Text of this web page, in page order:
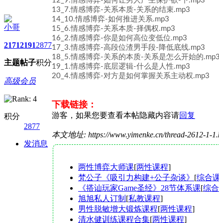
小哥
2171
主题
2191
帖子
2877
积分
高级会员
积分
2877
发消息
13_7.情感博弈-关系本质-关系的结束.mp3
14_10.情感博弈-如何推进关系.mp3
15_6.情感博弈-关系本质-择偶权.mp3
16_2.情感博弈-你是如何高位变低位.mp3
17_3.情感博弈-高段位渣男手段-降低底线.mp3
18_5.情感博弈-关系的本质-关系是怎么开始的.mp3
19_1.情感博弈-底层逻辑-什么是人性.mp3
20_4.情感博弈-对方是如何掌握关系主动权.mp3
下载链接：
游客，如果您要查看本帖隐藏内容请回复
本文地址: https://www.yimenke.cn/thread-2612-1-
两性博弈大师课[两性课程]
梵公子《吸引力构建+公子杂谈》 [综合
《搭讪玩家Game圣经》28节体系课[综
旭旭私人订制 [私教课程]
男性脱敏增大锻炼课程[两性课程]
清水健训练课程合集[两性课程]